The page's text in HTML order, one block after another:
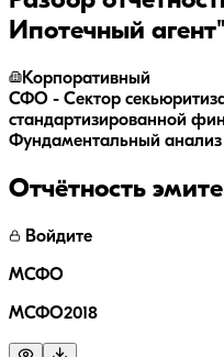
Ипотечный агент"
Корпоративный
СФО - Сектор
стандартизированной
Фундаментальный
Отчётность
Войдите
МСФО
МСФО2018